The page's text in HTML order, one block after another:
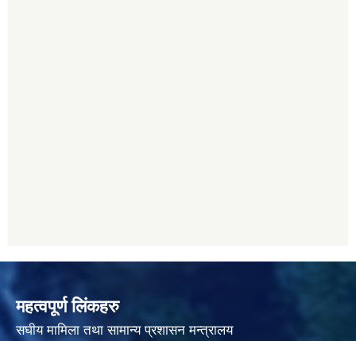
महत्वपूर्ण लिंकहरु
स‌घीय मामिला तथा सामान्य प्रशासन मन्त्रालय